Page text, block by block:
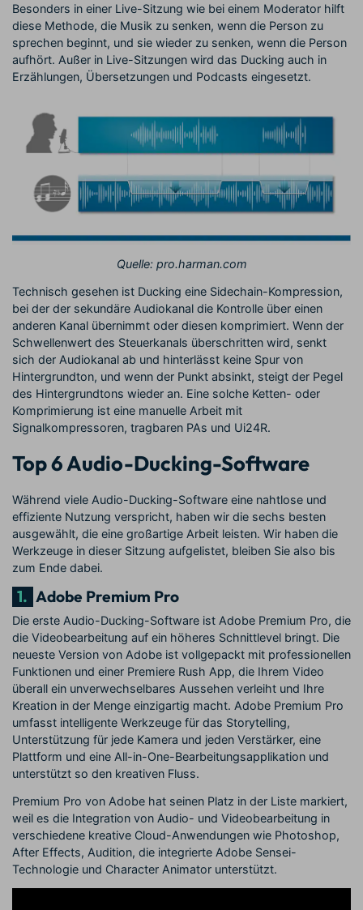
Besonders in einer Live-Sitzung wie bei einem Moderator hilft
diese Methode, die Musik zu senken, wenn die Person zu
sprechen beginnt, und sie wieder zu senken, wenn die Person
aufhört. Außer in Live-Sitzungen wird das Ducking auch in
Erzählungen, Übersetzungen und Podcasts eingesetzt.
Quelle: pro.harman.com
Technisch gesehen ist Ducking eine Sidechain-Kompression,
bei der der sekundäre Audiokanal die Kontrolle über einen
anderen Kanal übernimmt oder diesen komprimiert. Wenn der
Schwellenwert des Steuerkanals überschritten wird, senkt
sich der Audiokanal ab und hinterlässt keine Spur von
Hintergrundton, und wenn der Punkt absinkt, steigt der Pegel
des Hintergrundtons wieder an. Eine solche Ketten- oder
Komprimierung ist eine manuelle Arbeit mit
Signalkompressoren, tragbaren PAs und Ui24R.
Top 6 Audio-Ducking-Software
Während viele Audio-Ducking-Software eine nahtlose und
effiziente Nutzung verspricht, haben wir die sechs besten
ausgewählt, die eine großartige Arbeit leisten. Wir haben die
Werkzeuge in dieser Sitzung aufgelistet, bleiben Sie also bis
zum Ende dabei.
1. Adobe Premium Pro
Die erste Audio-Ducking-Software ist Adobe Premium Pro, die
die Videobearbeitung auf ein höheres Schnittlevel bringt. Die
neueste Version von Adobe ist vollgepackt mit professionellen
Funktionen und einer Premiere Rush App, die Ihrem Video
überall ein unverwechselbares Aussehen verleiht und Ihre
Kreation in der Menge einzigartig macht. Adobe Premium Pro
umfasst intelligente Werkzeuge für das Storytelling,
Unterstützung für jede Kamera und jeden Verstärker, eine
Plattform und eine All-in-One-Bearbeitungsapplikation und
unterstützt so den kreativen Fluss.
Premium Pro von Adobe hat seinen Platz in der Liste markiert,
weil es die Integration von Audio- und Videobearbeitung in
verschiedene kreative Cloud-Anwendungen wie Photoshop,
After Effects, Audition, die integrierte Adobe Sensei-
Technologie und Character Animator unterstützt.